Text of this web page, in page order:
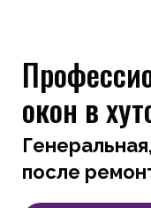
окон в
после